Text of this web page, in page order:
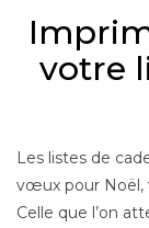
votre
Les listes de
vœux pour Noël,
Celle que l’on